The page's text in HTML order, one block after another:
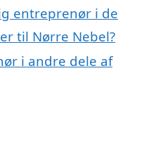
entreprenør i de
til Nørre Nebel?
i andre dele af